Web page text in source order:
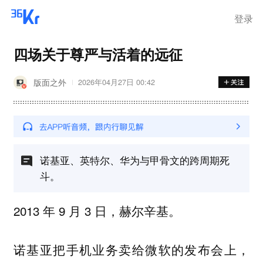
登录
四场关于尊严与活着的远征
版面之外 2026年04月27日 00:42
诺基亚、英特尔、华为与甲骨文的跨周期死
斗。
2013 年 9 月 3 日，赫尔辛基。
诺基亚把手机业务卖给微软的发布会上，